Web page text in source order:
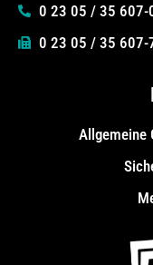
0 23 05 / 35 607-
0 23 05 / 35 607-
Allgemeine